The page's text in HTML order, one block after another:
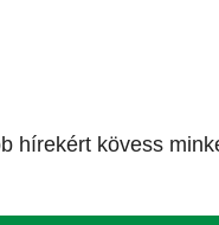
hírekért kövess